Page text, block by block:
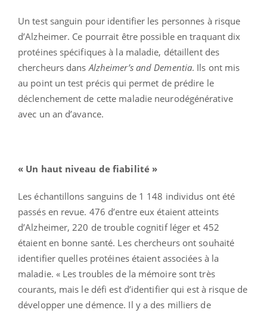
Un test sanguin pour identifier les personnes à risque
d’Alzheimer. Ce pourrait être possible en traquant dix
protéines spécifiques à la maladie, détaillent des
chercheurs dans Alzheimer’s and Dementia. Ils ont mis
au point un test précis qui permet de prédire le
déclenchement de cette maladie neurodégénérative
avec un an d’avance.
« Un haut niveau de fiabilité »
Les échantillons sanguins de 1 148 individus ont été
passés en revue. 476 d’entre eux étaient atteints
d’Alzheimer, 220 de trouble cognitif léger et 452
étaient en bonne santé. Les chercheurs ont souhaité
identifier quelles protéines étaient associées à la
maladie. « Les troubles de la mémoire sont très
courants, mais le défi est d’identifier qui est à risque de
développer une démence. Il y a des milliers de